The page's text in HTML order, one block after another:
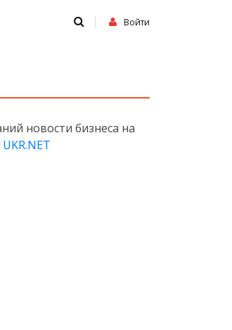
Войти
новости бизнеса на
UKR.NET